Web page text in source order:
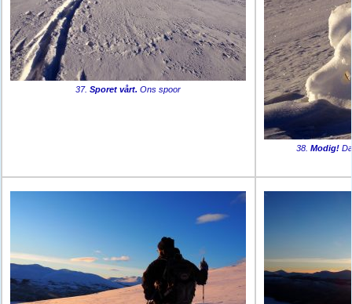
37.Sporet vårt. Ons spoor
38. Modig!